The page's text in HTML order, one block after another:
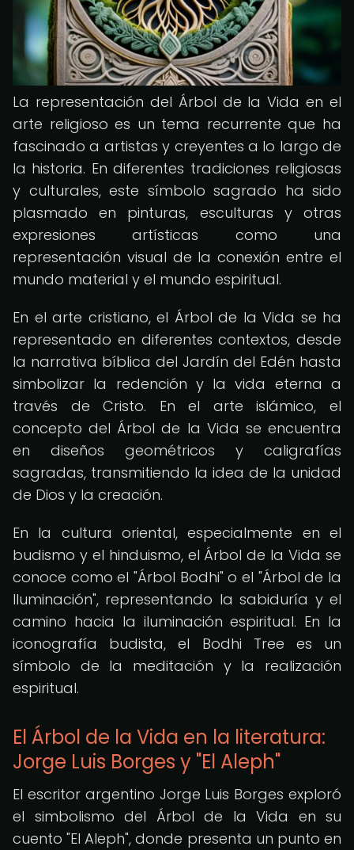
La representación del Árbol de la Vida en el
arte religioso es un tema recurrente que ha
fascinado a artistas y creyentes a lo largo de
la historia. En diferentes tradiciones religiosas
y culturales, este símbolo sagrado ha sido
plasmado en pinturas, esculturas y otras
expresiones artísticas como una
representación visual de la conexión entre el
mundo material y el mundo espiritual.
En el arte cristiano, el Árbol de la Vida se ha
representado en diferentes contextos, desde
la narrativa bíblica del Jardín del Edén hasta
simbolizar la redención y la vida eterna a
través de Cristo. En el arte islámico, el
concepto del Árbol de la Vida se encuentra
en diseños geométricos y caligrafías
sagradas, transmitiendo la idea de la unidad
de Dios y la creación.
En la cultura oriental, especialmente en el
budismo y el hinduismo, el Árbol de la Vida se
conoce como el "Árbol Bodhi" o el "Árbol de la
Iluminación", representando la sabiduría y el
camino hacia la iluminación espiritual. En la
iconografía budista, el Bodhi Tree es un
símbolo de la meditación y la realización
espiritual.
El Árbol de la Vida en la literatura:
Jorge Luis Borges y "El Aleph"
El escritor argentino Jorge Luis Borges exploró
el simbolismo del Árbol de la Vida en su
cuento "El Aleph", donde presenta un punto en